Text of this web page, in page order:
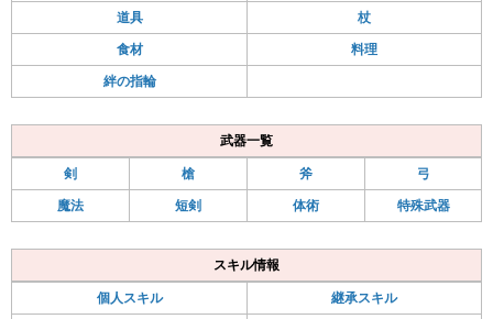
道具
杖
食材
料理
絆の指輪
武器一覧
剣
槍 斧
弓
魔法
短剣 体術 特殊武器
スキル情報
個人スキル
継承スキル